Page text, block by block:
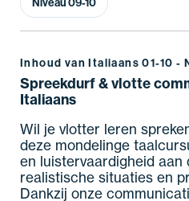
Inhoud van Italiaans 01-10 -
Spreekdurf & vlotte
Italiaans
Wil je vlotter leren
deze mondelinge
en luistervaardigheid aan
realistische situaties en
Dankzij onze